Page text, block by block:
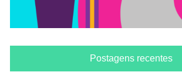
Postagens recentes